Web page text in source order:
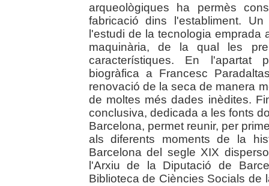
arqueològiques ha permès
fabricació dins l'establiment.
l'estudi de la tecnologia
maquinària, de la qual les
característiques. En l'apartat
biogràfica a Francesc
renovació de la seca de manera
de moltes més dades inèdites.
conclusiva, dedicada a les fonts
Barcelona, permet reunir, per
als diferents moments de la
Barcelona del segle XIX
l'Arxiu de la Diputació de
Biblioteca de Ciències Socials de